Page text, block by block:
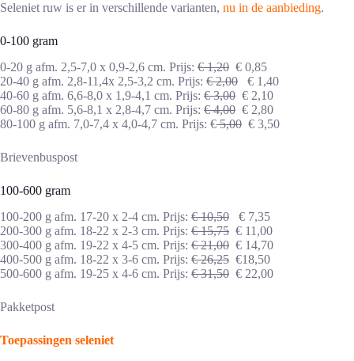
Seleniet ruw is er in verschillende varianten, nu in de aanbieding.
0-100 gram
0-20 g afm. 2,5-7,0 x 0,9-2,6 cm. Prijs: € 1,20 € 0,85
20-40 g afm. 2,8-11,4x 2,5-3,2 cm. Prijs: € 2,00 € 1,40
40-60 g afm. 6,6-8,0 x 1,9-4,1 cm. Prijs: € 3,00 € 2,10
60-80 g afm. 5,6-8,1 x 2,8-4,7 cm. Prijs: € 4,00 € 2,80
80-100 g afm. 7,0-7,4 x 4,0-4,7 cm. Prijs: €5,00 € 3,50
Brievenbuspost
100-600 gram
100-200 g afm. 17-20 x 2-4 cm. Prijs: € 10,50 € 7,35
200-300 g afm. 18-22 x 2-3 cm. Prijs: € 15,75 € 11,00
300-400 g afm. 19-22 x 4-5 cm. Prijs: € 21,00 € 14,70
400-500 g afm. 18-22 x 3-6 cm. Prijs: € 26,25 €18,50
500-600 g afm. 19-25 x 4-6 cm. Prijs: € 31,50 € 22,00
Pakketpost
Toepassingen seleniet